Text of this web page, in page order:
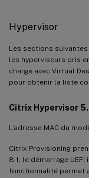
Hypervisor
Les sections
les hyperviseurs pris
charge avec Virtual
pour obtenir la liste
Citrix Hypervisor
L’adresse MAC du
Citrix Provisioning
8.1, le démarrage
fonctionnalité permet